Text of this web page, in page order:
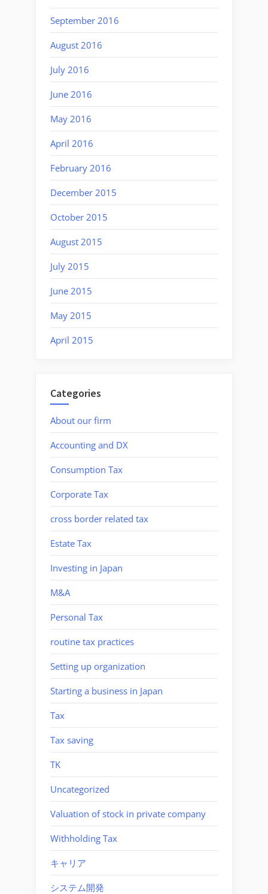
September 2016
August 2016
July 2016
June 2016
May 2016
April 2016
February 2016
December 2015
October 2015
August 2015
July 2015
June 2015
May 2015
April 2015
Categories
About our firm
Accounting and DX
Consumption Tax
Corporate Tax
cross border related tax
Estate Tax
Investing in Japan
M&A
Personal Tax
routine tax practices
Setting up organization
Starting a business in Japan
Tax
Tax saving
TK
Uncategorized
Valuation of stock in private company
Withholding Tax
キャリア
システム開発